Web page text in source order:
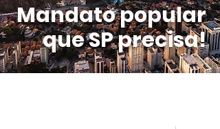
Mandato popular
que SP precisa!